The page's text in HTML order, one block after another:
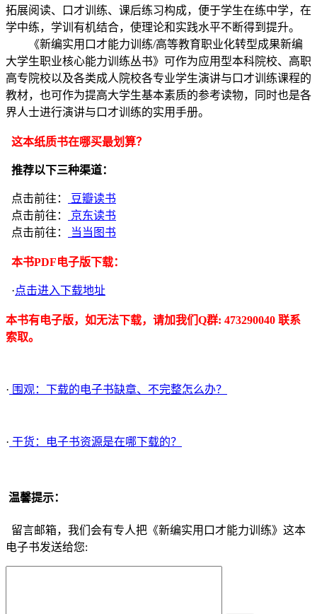
拓展阅读、口才训练、课后练习构成，便于学生在练中学，在
学中练，学训有机结合，使理论和实践水平不断得到提升。
《新编实用口才能力训练/高等教育职业化转型成果新编
大学生职业核心能力训练丛书》可作为应用型本科院校、高职
高专院校以及各类成人院校各专业学生演讲与口才训练课程的
教材，也可作为提高大学生基本素质的参考读物，同时也是各
界人士进行演讲与口才训练的实用手册。
这本纸质书在哪买最划算？
推荐以下三种渠道：
点击前往：
豆瓣读书
点击前往：
京东读书
点击前往：
当当图书
本书PDF电子版下载：
·点击进入下载地址
本书有电子版，如无法下载，请加我们Q群: 473290040 联系
索取。
· 围观：下载的电子书缺章、不完整怎么办？
· 干货：电子书资源是在哪下载的？
温馨提示：
留言邮箱，我们会有专人把《新编实用口才能力训练》这本
电子书发送给您: